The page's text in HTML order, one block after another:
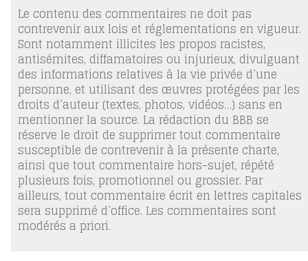
Le contenu des commentaires ne doit pas
contrevenir aux lois et réglementations en vigueur.
Sont notamment illicites les propos racistes,
antisémites, diffamatoires ou injurieux, divulguant
des informations relatives à la vie privée d’une
personne, et utilisant des œuvres protégées par les
droits d’auteur (textes, photos, vidéos…) sans en
mentionner la source. La rédaction du BBB se
réserve le droit de supprimer tout commentaire
susceptible de contrevenir à la présente charte,
ainsi que tout commentaire hors-sujet, répété
plusieurs fois, promotionnel ou grossier. Par
ailleurs, tout commentaire écrit en lettres capitales
sera supprimé d’office. Les commentaires sont
modérés a priori.